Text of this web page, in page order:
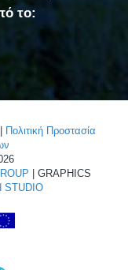
το:
Πολιτική Προστασία
| GRAPHICS
STUDIO